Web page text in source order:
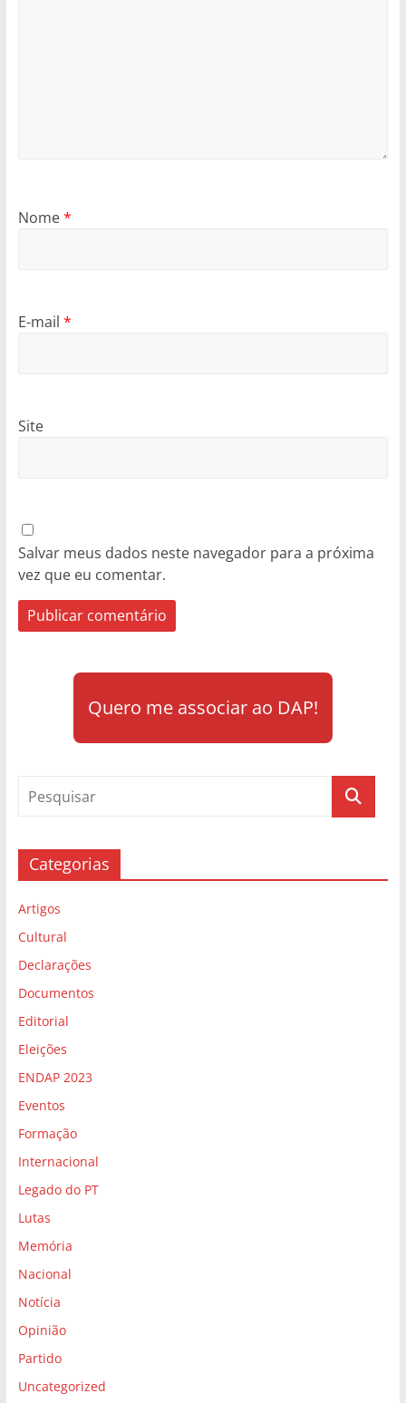
Nome*
E-mail *
Site
Salvar meus dados neste navegador para a próxima
vez que eu comentar.
Quero me associar ao DAP!
Categorias
Artigos
Cultural
Declarações
Documentos
Editorial
Eleições
ENDAP 2023
Eventos
Formação
Internacional
Legado do PT
Lutas
Memória
Nacional
Notícia
Opinião
Partido
Uncategorized